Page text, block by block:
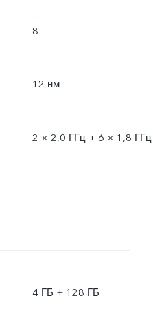
8
12 нм
2 × 2,0 ГГц + 6 × 1,8 ГГц
4 ГБ + 128 ГБ